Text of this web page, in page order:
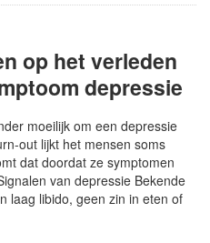
op het verleden
depressie
moeilijk om een depressie
out lijkt het mensen soms
dat doordat ze symptomen
van depressie Bekende
laag libido, geen zin in eten of